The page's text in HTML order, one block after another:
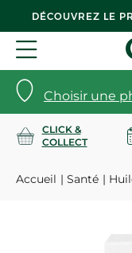
DÉCOUVREZ LE
Choisir une
CLICK &
COLLECT
Accueil Santé